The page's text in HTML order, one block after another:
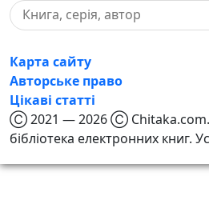
Карта сайту
Авторське право
Цікаві статті
Ⓒ 2021 — 2026 Ⓒ
бібліотека електронних книг.